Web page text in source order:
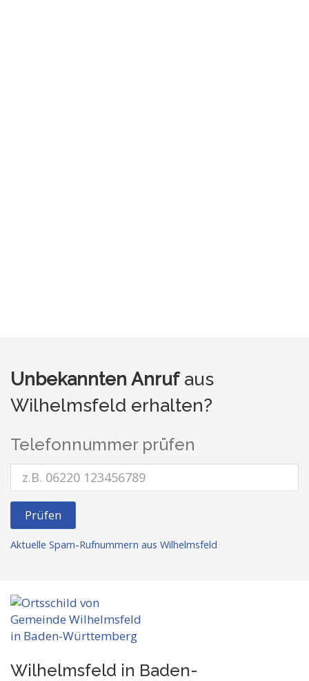
Unbekannten Anrufaus
Wilhelmsfeld erhalten?
Telefonnummer prüfen
Prüfen
Aktuelle Spam-Rufnummern aus Wilhelmsfeld
Wilhelmsfeld in Baden-